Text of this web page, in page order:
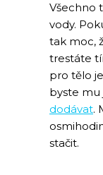
Všechno
vody.
tak moc,
trestáte
pro tělo
byste mu
dodávat.
stačit.